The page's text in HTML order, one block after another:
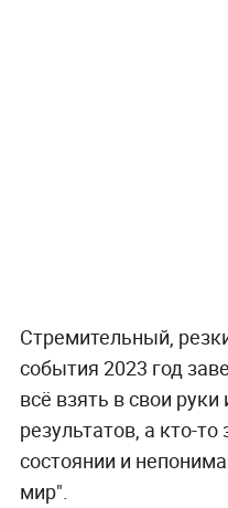
Стремительный,
события 2023 год
всё взять в свои
результатов, а кто-
состоянии и
мир".